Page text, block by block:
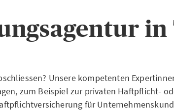
in
Unsere kompetenten
zum Beispiel zur privaten Haftpflicht-
für